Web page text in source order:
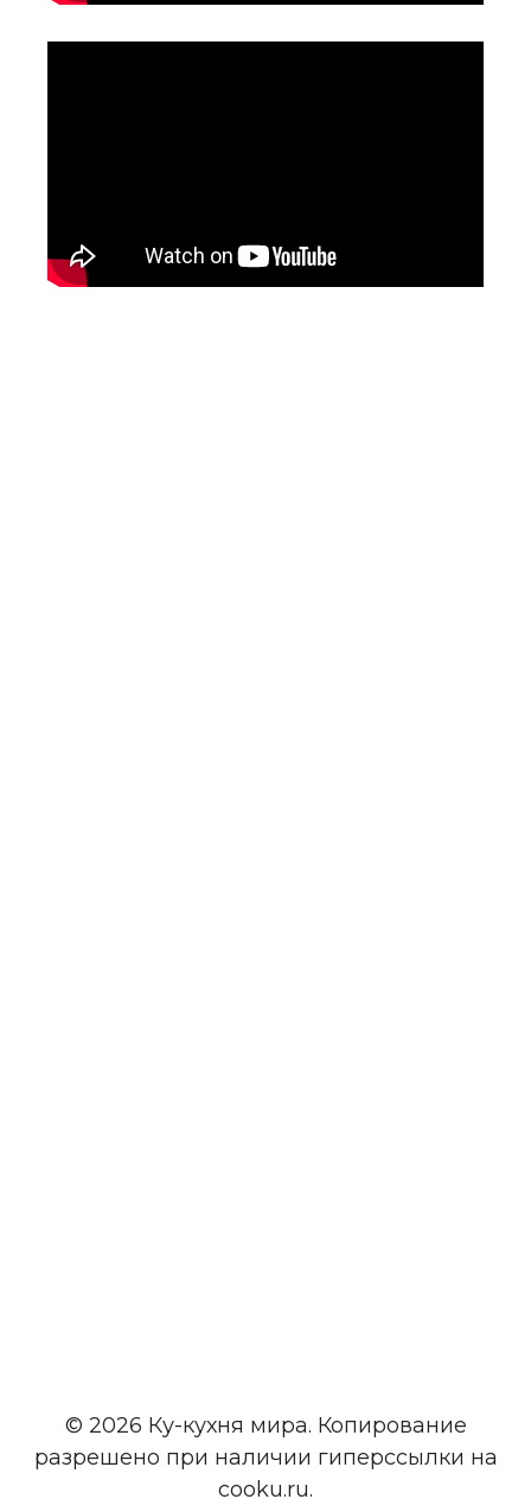
© 2026 Ку-кухня мира. Копирование
разрешено при наличии гиперссылки на
cooku.ru.